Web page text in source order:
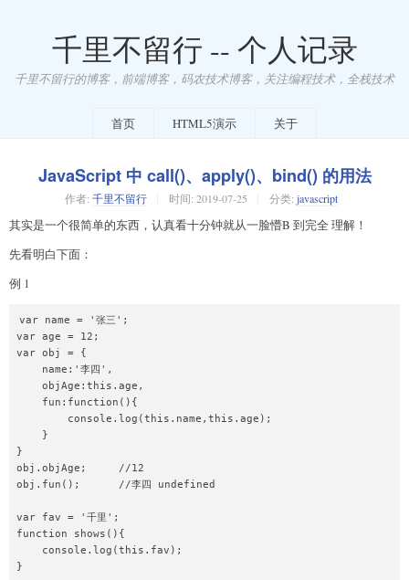
千里不留行 -- 个人记录
千里不留行的博客，前端博客，码农技术博客，关注编程技术，全栈技术
首页 HTML5演示 关于
JavaScript 中 call()、apply()、bind() 的用法
作者: 千里不留行 时间: 2019-07-25 分类: javascript
其实是一个很简单的东西，认真看十分钟就从一脸懵B 到完全 理解！
先看明白下面：
例 1
var name = '张三';
var age = 12;
var obj = {
    name:'李四',
    objAge:this.age,
    fun:function(){
        console.log(this.name,this.age);
    }
}
obj.objAge;     //12
obj.fun();      //李四 undefined
var fav = '千里';
function shows(){
    console.log(this.fav);
}